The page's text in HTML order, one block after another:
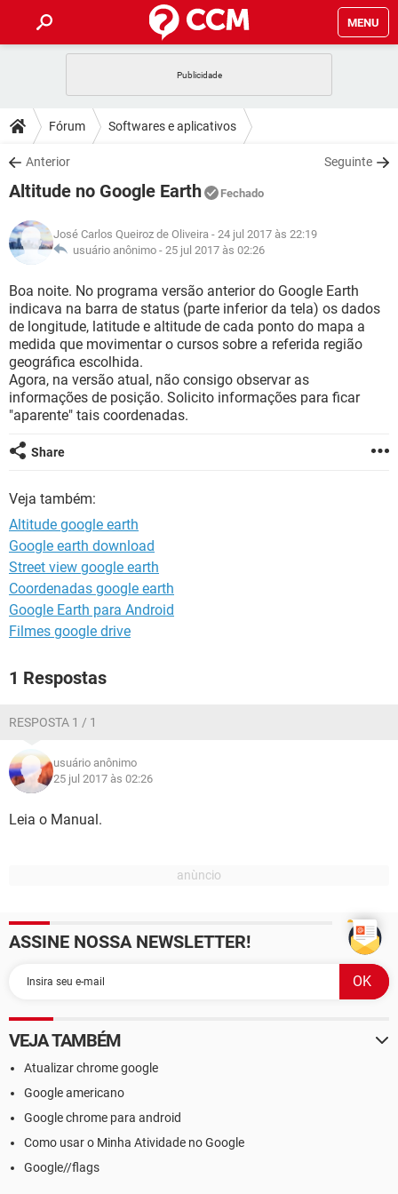
MENU
CELULAR FACEBOOK
OUTLOOK
INSTAGRAM GMAIL
GUIA DE COMPRAS
DICAS
JOGOS WHATSAPP
INSTAGRAM GMAIL
GUIA DE COMPRAS
DOWNLOADS
JOGOS WHATSAPP
CELULAR
OUTLOOK EXCEL
INSTAGRAM GMAIL
GUIA DE COMPRAS
JOGOS WHATSAPP
CELULAR
OUTLOOK EXCEL
INSTAGRAM GMAIL
GUIA DE COMPRAS
GLOSSÁRIO
WHATSAPP
CELULAR FACEBOOK
OUTLOOK EXCEL
INSTAGRAM GMAIL
GUIA DE COMPRAS
Fórum Softwares e aplicativos
Anterior Seguinte
Altitude no Google Earth Fechado
José Carlos Queiroz de Oliveira - 24 jul 2017 às 22:19
usuário anônimo - 25 jul 2017 às 02:26
Boa noite. No programa versão anterior do Google Earth
indicava na barra de status (parte inferior da tela) os dados
de longitude, latitude e altitude de cada ponto do mapa a
medida que movimentar o cursos sobre a referida região
geográfica escolhida.
Agora, na versão atual, não consigo observar as
informações de posição. Solicito informações para ficar
"aparente" tais coordenadas.
Share
Veja também:
Altitude google earth
Google earth download
Street view google earth
Coordenadas google earth
Google Earth para Android
Filmes google drive
1 Respostas
RESPOSTA 1 / 1
usuário anônimo
25 jul 2017 às 02:26
Leia o Manual.
ASSINE NOSSA NEWSLETTER!
VEJA TAMBÉM
Atualizar chrome google
Google americano
Google chrome para android
Como usar o Minha Atividade no Google
Google//flags